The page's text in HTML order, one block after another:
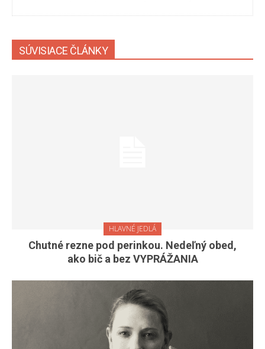
SÚVISIACE ČLÁNKY
HLAVNÉ JEDLÁ
Chutné rezne pod perinkou. Nedeľný obed,
ako bič a bez VYPRÁŽANIA